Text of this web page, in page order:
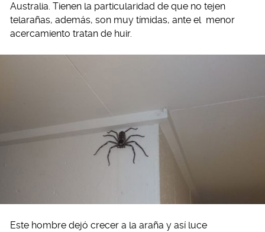
Australia. Tienen la particularidad de que no tejen
telarañas, además, son muy tímidas, ante el menor
acercamiento tratan de huir.
Este hombre dejó crecer a la araña y así luce